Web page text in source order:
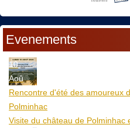
Evenements
10
Aoû
Rencontre d'été des amoureux
Polminhac
Visite du château de Polminhac